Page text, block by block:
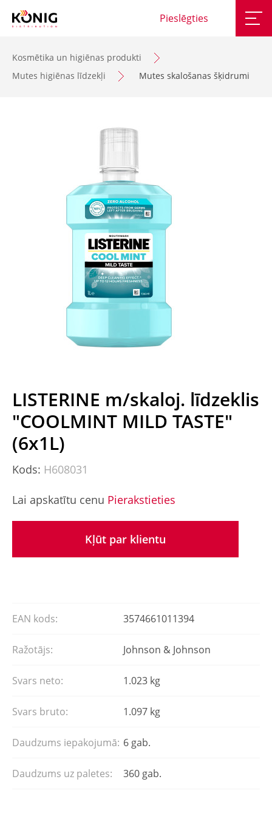
Pieslēgties
Kosmētika un higiēnas produkti
Mutes higiēnas līdzekļi
Mutes skalošanas šķidrumi
LISTERINE m/skaloj. līdzeklis
"COOLMINT MILD TASTE"
(6x1L)
Kods: H608031
Lai apskatītu cenu Pierakstieties
Kļūt par klientu
EAN kods: 3574661011394
Ražotājs: Johnson & Johnson
Svars neto: 1.023 kg
Svars bruto: 1.097 kg
Daudzums iepakojumā: 6 gab.
Daudzums uz paletes: 360 gab.